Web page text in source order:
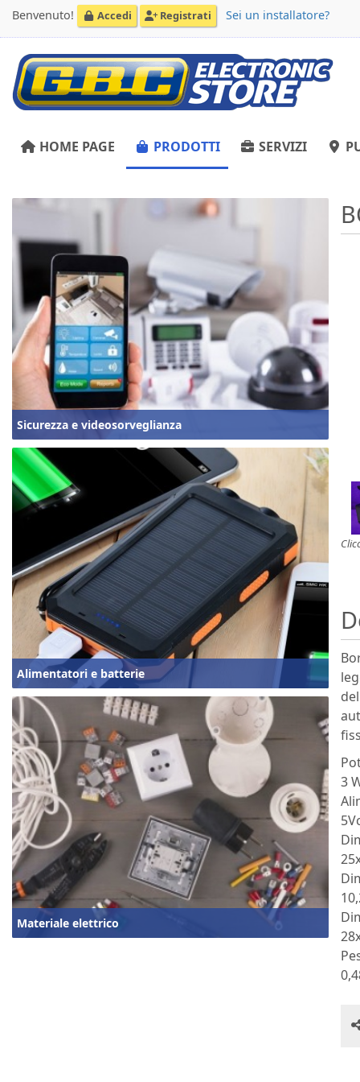
Benvenuto! Accedi Registrati Sei un installatore?
HOME PAGE PRODOTTI SERVIZI
Sicurezza e videosorveglianza
Alimentatori e batterie
Materiale elettrico
3